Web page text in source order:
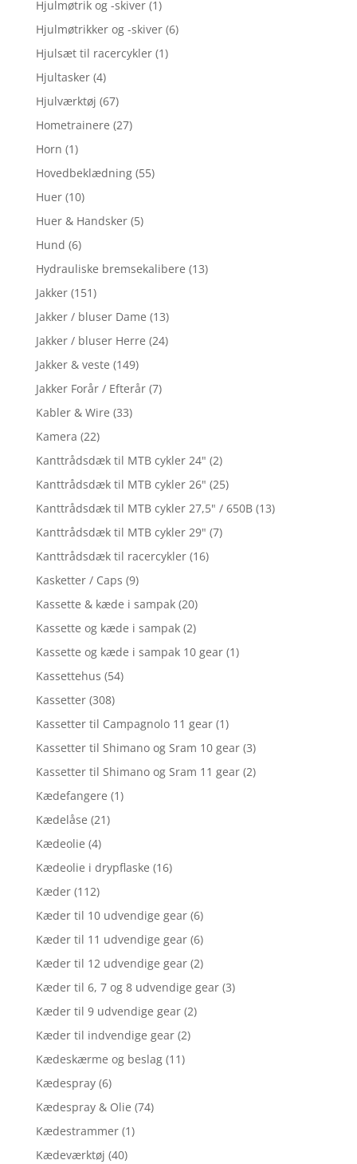
Hjulmøtrik og -skiver (1)
Hjulmøtrikker og -skiver (6)
Hjulsæt til racercykler (1)
Hjultasker (4)
Hjulværktøj (67)
Hometrainere (27)
Horn (1)
Hovedbeklædning (55)
Huer (10)
Huer & Handsker (5)
Hund (6)
Hydrauliske bremsekalibere (13)
Jakker (151)
Jakker / bluser Dame (13)
Jakker / bluser Herre (24)
Jakker & veste (149)
Jakker Forår / Efterår (7)
Kabler & Wire (33)
Kamera (22)
Kanttrådsdæk til MTB cykler 24" (2)
Kanttrådsdæk til MTB cykler 26" (25)
Kanttrådsdæk til MTB cykler 27,5" / 650B (13)
Kanttrådsdæk til MTB cykler 29" (7)
Kanttrådsdæk til racercykler (16)
Kasketter / Caps (9)
Kassette & kæde i sampak (20)
Kassette og kæde i sampak (2)
Kassette og kæde i sampak 10 gear (1)
Kassettehus (54)
Kassetter (308)
Kassetter til Campagnolo 11 gear (1)
Kassetter til Shimano og Sram 10 gear (3)
Kassetter til Shimano og Sram 11 gear (2)
Kædefangere (1)
Kædelåse (21)
Kædeolie (4)
Kædeolie i drypflaske (16)
Kæder (112)
Kæder til 10 udvendige gear (6)
Kæder til 11 udvendige gear (6)
Kæder til 12 udvendige gear (2)
Kæder til 6, 7 og 8 udvendige gear (3)
Kæder til 9 udvendige gear (2)
Kæder til indvendige gear (2)
Kædeskærme og beslag (11)
Kædespray (6)
Kædespray & Olie (74)
Kædestrammer (1)
Kædeværktøj (40)